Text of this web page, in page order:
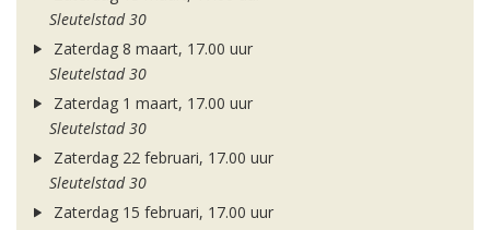
Sleutelstad 30
Zaterdag 8 maart, 17.00 uur
Sleutelstad 30
Zaterdag 1 maart, 17.00 uur
Sleutelstad 30
Zaterdag 22 februari, 17.00 uur
Sleutelstad 30
Zaterdag 15 februari, 17.00 uur